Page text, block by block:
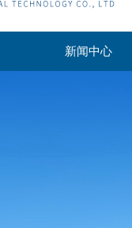
新闻中心